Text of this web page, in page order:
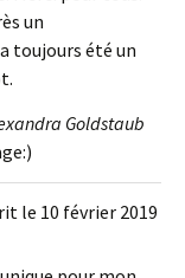
un
toujours été un
Goldstaub
le 10 février 2019